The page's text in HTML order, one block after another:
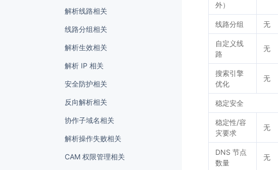
解析线路相关
线路分组相关
解析生效相关
解析 IP 相关
安全防护相关
反向解析相关
协作子域名相关
解析操作失败相关
CAM 权限管理相关
外）
线路分组 无
自定义线
路
无
搜索引擎
优化
无
稳定安全
稳定性/容
灾要求
无
DNS 节点
数量
无